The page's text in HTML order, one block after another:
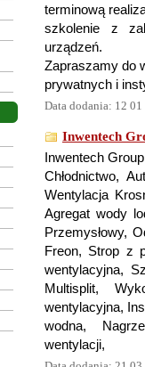
terminową
szkolenie z
urządzeń.
Zapraszamy do
prywatnych i
Data dodania: 12
Inwentech
Inwentech
Chłodnictwo,
Wentylacja
Agregat wody
Przemysłowy,
Freon, Strop z
wentylacyjna,
Multisplit,
wentylacyjna,
wodna,
wentylacji,